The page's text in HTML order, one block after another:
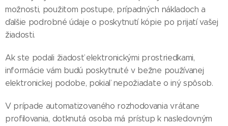
možnosti, použitom postupe, prípadných nákladoch a
ďalšie podrobné údaje o poskytnutí kópie po prijatí vašej
žiadosti.
Ak ste podali žiadosť elektronickými prostriedkami,
informácie vám budú poskytnuté v bežne používanej
elektronickej podobe, pokiaľ nepožiadate o iný spôsob.
V prípade automatizovaného rozhodovania vrátane
profilovania, dotknutá osoba má prístup k nasledovným